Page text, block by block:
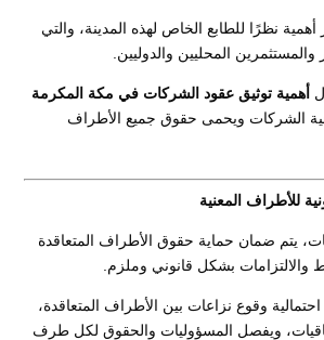
أهمية نظرًا للطابع الخاص لهذه المدينة، والتي
والمستثمرين المحليين والدوليين.
أهمية توثيق عقود الشركات في مكة المكرمة
الشركات ويحمى حقوق جميع الأطراف
يتم ضمان حماية حقوق الأطراف المتعاقدة
بشكل قانوني وملزم.
وقوع نزاعات بين الأطراف المتعاقدة،
ويفصل المسؤوليات والحقوق لكل طرف